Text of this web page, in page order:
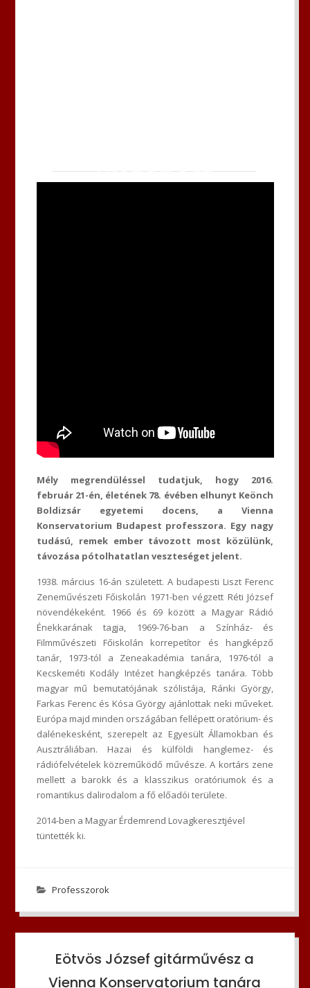
Mély megrendüléssel tudatjuk, hogy 2016.
február 21-én, életének 78. évében elhunyt Keönch
Boldizsár egyetemi docens, a Vienna
Konservatorium Budapest professzora. Egy nagy
tudású, remek ember távozott most közülünk,
távozása pótolhatatlan veszteséget jelent.
1938. március 16-án született. A budapesti Liszt Ferenc
Zeneművészeti Főiskolán 1971-ben végzett Réti József
növendékeként. 1966 és 69 között a Magyar Rádió
Énekkarának tagja, 1969-76-ban a Színház- és
Filmművészeti Főiskolán korrepetítor és hangképző
tanár, 1973-tól a Zeneakadémia tanára, 1976-tól a
Kecskeméti Kodály Intézet hangképzés tanára. Több
magyar mű bemutatójának szólistája, Ránki György,
Farkas Ferenc és Kósa György ajánlottak neki műveket.
Európa majd minden országában fellépett oratórium- és
dalénekesként, szerepelt az Egyesült Államokban és
Ausztráliában. Hazai és külföldi hanglemez- és
rádiófelvételek közreműködő művésze. A kortárs zene
mellett a barokk és a klasszikus oratóriumok és a
romantikus dalirodalom a fő előadói területe.
2014-ben a Magyar Érdemrend Lovagkeresztjével
tüntették ki.
Professzorok
Eötvös József gitárművész a
Vienna Konservatorium tanára